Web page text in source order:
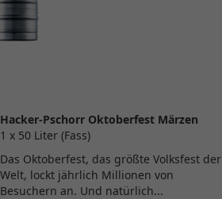
Hacker-Pschorr Oktoberfest Märzen
1 x 50 Liter (Fass)
Das Oktoberfest, das größte Volksfest der
Welt, lockt jährlich Millionen von
Besuchern an. Und natürlich...